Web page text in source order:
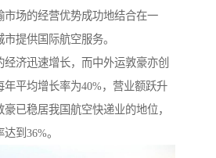
市场的经营优势成功地结合在一
提供国际航空服务。
济迅速增长，而中外运敦豪亦创
年平均增长率为40%，营业额跃升
已稳居我国航空快递业的地位，
到36%。